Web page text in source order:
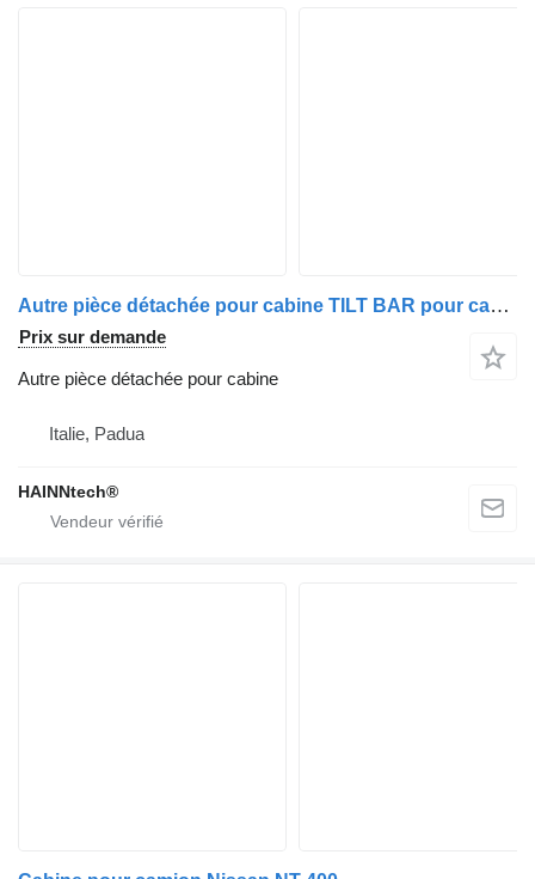
Autre pièce détachée pour cabine TILT BAR pour camion Nissan CABSTAR / NT400
Prix sur demande
Autre pièce détachée pour cabine
Italie, Padua
HAINNtech®